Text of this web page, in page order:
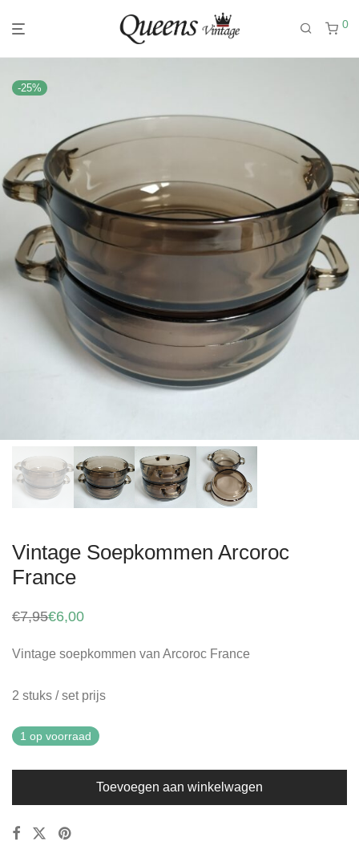
0
-25%
Vintage Soepkommen Arcoroc
France
€7,95
Oorspronkelijke
€7,95.
€6,00
Huidige
€6,00.
Vintage soepkommen van Arcoroc France
2 stuks / set prijs
1 op voorraad
Toevoegen aan winkelwagen